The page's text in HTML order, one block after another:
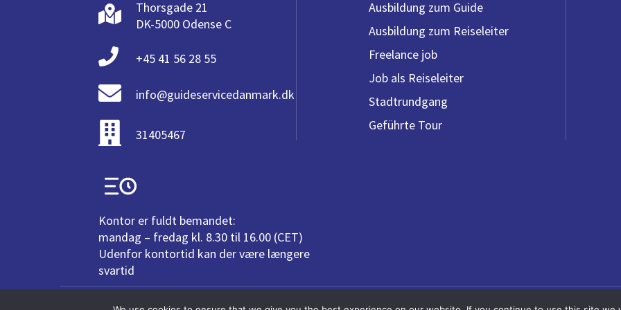
Thorsgade 21
DK-5000 Odense C
+45 41 56 28 55
info@guideservicedanmark.dk
31405467
Kontor er fuldt bemandet:
mandag – fredag kl. 8.30 til 16.00 (CET)
Udenfor kontortid kan der være længere
svartid
Ausbildung zum Guide
Ausbildung zum Reiseleiter
Freelance job
Job als Reiseleiter
Stadtrundgang
Geführte Tour